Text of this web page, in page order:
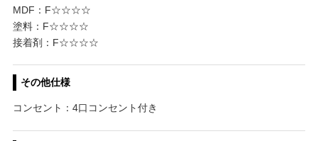
MDF：F☆☆☆☆
塗料：F☆☆☆☆
接着剤：F☆☆☆☆
その他仕様
コンセント：4口コンセント付き